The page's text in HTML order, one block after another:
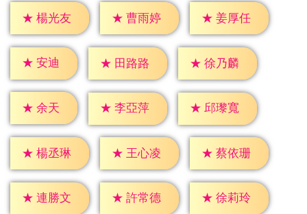
★ 楊光友 ★ 曹雨婷 ★ 姜厚任
★ 安迪 ★ 田路路 ★ 徐乃麟
★ 余天 ★ 李亞萍 ★ 邱瓈寬
★ 楊丞琳 ★ 王心凌 ★ 蔡依珊
★ 連勝文 ★ 許常德 ★ 徐莉玲